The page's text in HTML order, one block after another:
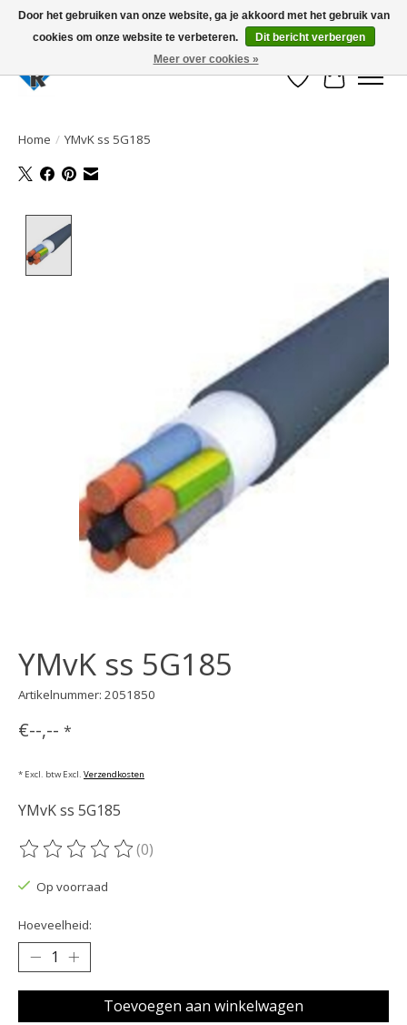
Large selection of products and fast shipping!
Verlanglijst
Home / YMvK ss 5G185
YMvK ss 5G185
Artikelnummer: 2051850
€--,-- *
* Excl. btw Excl. Verzendkosten
YMvK ss 5G185
De beoordeling van dit product is
(0)
Op voorraad
Hoeveelheid:
Toevoegen aan winkelwagen
Door het gebruiken van onze website, ga je akkoord met het gebruik van
cookies om onze website te verbeteren.
Dit bericht verbergen
Meer over cookies »